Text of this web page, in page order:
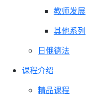
教师发展
其他系列
日俄德法
课程介绍
精品课程